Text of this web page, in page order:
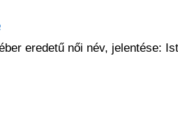
eredetű női név, jelentése: